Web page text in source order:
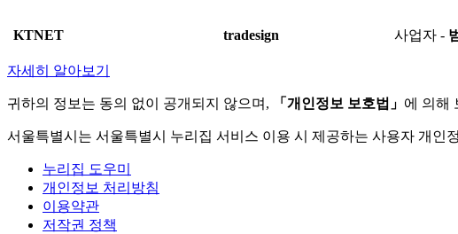
KTNET tradesign 사업자 -
자세히 알아보기
귀하의 정보는 동의 없이 공개되지 않으며, 「개인정보 보호법」 에 의해
서울특별시는 서울특별시 누리집 서비스 이용 시 제공하는 사용자 개
누리집 도우미
개인정보 처리방침
이용약관
저작권 정책